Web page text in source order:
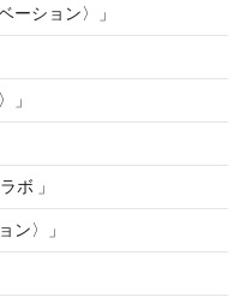
ション〉」
」
ボ 」
ン〉」